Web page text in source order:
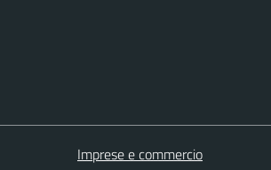
Imprese e commercio